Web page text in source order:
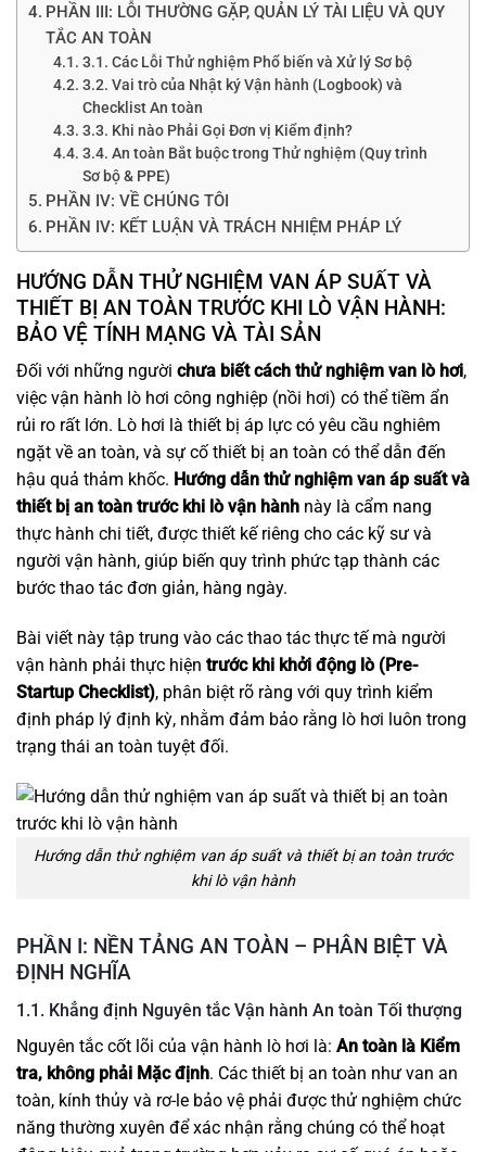
PHẦN III: LỖI THƯỜNG GẶP, QUẢN LÝ TÀI LIỆU VÀ QUY
TẮC AN TOÀN
3.1. Các Lỗi Thử nghiệm Phổ biến và Xử lý Sơ bộ
3.2. Vai trò của Nhật ký Vận hành (Logbook) và
Checklist An toàn
3.3. Khi nào Phải Gọi Đơn vị Kiểm định?
3.4. An toàn Bắt buộc trong Thử nghiệm (Quy trình
Sơ bộ & PPE)
PHẦN IV: VỀ CHÚNG TÔI
PHẦN IV: KẾT LUẬN VÀ TRÁCH NHIỆM PHÁP LÝ
HƯỚNG DẪN THỬ NGHIỆM VAN ÁP SUẤT VÀ
THIẾT BỊ AN TOÀN TRƯỚC KHI LÒ VẬN HÀNH:
BẢO VỆ TÍNH MẠNG VÀ TÀI SẢN
Đối với những người chưa biết cách thử nghiệm van lò hơi,
việc vận hành lò hơi công nghiệp (nồi hơi) có thể tiềm ẩn
rủi ro rất lớn. Lò hơi là thiết bị áp lực có yêu cầu nghiêm
ngặt về an toàn, và sự cố thiết bị an toàn có thể dẫn đến
hậu quả thảm khốc. Hướng dẫn thử nghiệm van áp suất và
thiết bị an toàn trước khi lò vận hành này là cẩm nang
thực hành chi tiết, được thiết kế riêng cho các kỹ sư và
người vận hành, giúp biến quy trình phức tạp thành các
bước thao tác đơn giản, hàng ngày.
Bài viết này tập trung vào các thao tác thực tế mà người
vận hành phải thực hiện trước khi khởi động lò (Pre-
Startup Checklist), phân biệt rõ ràng với quy trình kiểm
định pháp lý định kỳ, nhằm đảm bảo rằng lò hơi luôn trong
trạng thái an toàn tuyệt đối.
Hướng dẫn thử nghiệm van áp suất và thiết bị an toàn trước
khi lò vận hành
PHẦN I: NỀN TẢNG AN TOÀN – PHÂN BIỆT VÀ
ĐỊNH NGHĨA
1.1. Khẳng định Nguyên tắc Vận hành An toàn Tối thượng
Nguyên tắc cốt lõi của vận hành lò hơi là: An toàn là Kiểm
tra, không phải Mặc định. Các thiết bị an toàn như van an
toàn, kính thủy và rơ-le bảo vệ phải được thử nghiệm chức
năng thường xuyên để xác nhận rằng chúng có thể hoạt